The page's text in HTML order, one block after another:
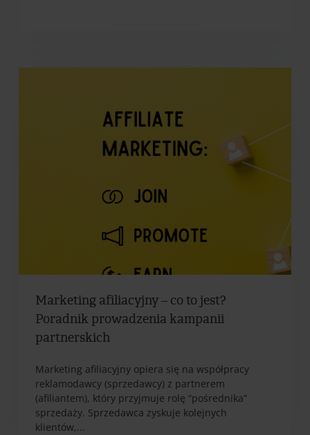
Marketing afiliacyjny – co to jest?
Poradnik prowadzenia kampanii
partnerskich
Marketing afiliacyjny opiera się na współpracy
reklamodawcy (sprzedawcy) z partnerem
(afiliantem), który przyjmuje rolę “pośrednika”
sprzedaży. Sprzedawca zyskuje kolejnych
klientów,...